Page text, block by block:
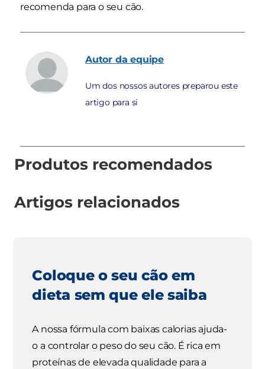
recomenda para o seu cão.
Autor da equipe
Um dos nossos autores preparou este
artigo para si
Produtos recomendados
Artigos relacionados
Coloque o seu cão em
dieta sem que ele saiba
A nossa fórmula com baixas calorias ajuda-
o a controlar o peso do seu cão. É rica em
proteínas de elevada qualidade para a